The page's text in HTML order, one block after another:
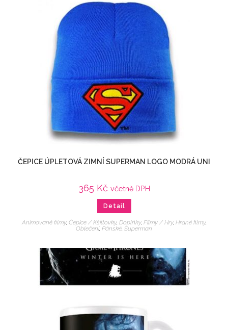
ČEPICE ÚPLETOVÁ ZIMNÍ SUPERMAN LOGO MODRÁ UNI
365 Kč včetně DPH
Detail
Animované filmy, Čepice / Kšiltovky, Doplňky, Filmy / Hry, Hrané filmy,
Oblečení, Pánské, Superman